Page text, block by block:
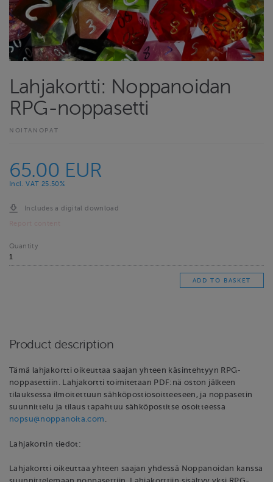
Lahjakortti: Noppanoidan
RPG-noppasetti
NOITANOPAT
65.00 EUR
Incl. VAT 25.50%
Includes a digital download
Quantity
Product description
Tämä lahjakortti oikeuttaa saajan yhteen käsintehtyyn RPG-
noppasettiin. Lahjakortti toimitetaan PDF:nä oston jälkeen
tilauksessa ilmoitettuun sähköpostiosoitteeseen, ja noppasetin
suunnittelu ja tilaus tapahtuu sähköpostitse osoitteessa
nopsu@noppanoita.com .
Lahjakortin tiedot:
Lahjakortti oikeuttaa yhteen saajan yhdessä Noppanoidan kanssa